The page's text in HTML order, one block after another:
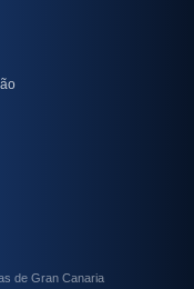
de Gran Canaria